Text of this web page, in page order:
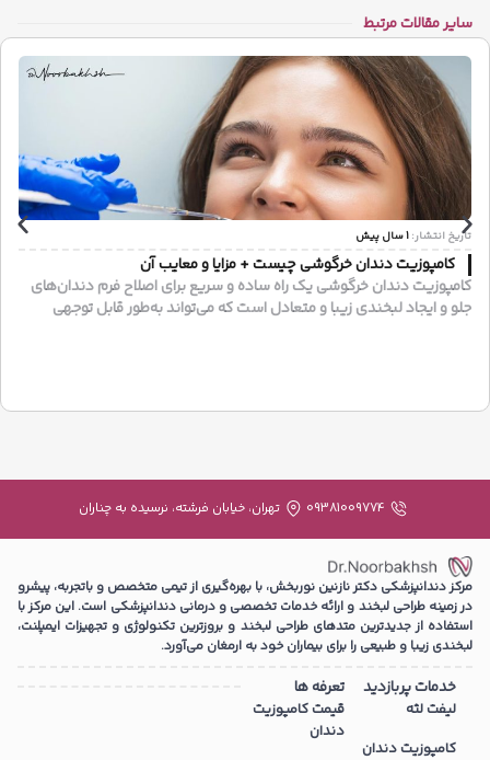
سایر مقالات مرتبط
تاریخ انتشار:1 سال پیش
کامپوزیت دندان خرگوشی چیست + مزایا و معایب آن
کامپوزیت دندان خرگوشی یک راه ساده و سریع برای اصلاح فرم دندان‌های
جلو و ایجاد لبخندی زیبا و متعادل است که می‌تواند به‌طور قابل توجهی
09381009774 تهران، خیابان فرشته، نرسیده به چناران
مرکز دندانپزشکی دکتر نازنین نوربخش، با بهره‌گیری از تیمی متخصص و باتجربه، پیشرو
در زمینه طراحی لبخند و ارائه خدمات تخصصی و درمانی دندانپزشکی است. این مرکز با
استفاده از جدیدترین متدهای طراحی لبخند و بروزترین تکنولوژی و تجهیزات ایمپلنت،
لبخندی زیبا و طبیعی را برای بیماران خود به ارمغان می‌آورد.
خدمات پربازدید
لیفت لثه
کامپوزیت دندان
تعرفه ها
قیمت کامپوزیت
دندان